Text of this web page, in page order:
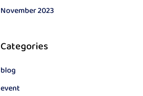
November 2023
Categories
blog
event